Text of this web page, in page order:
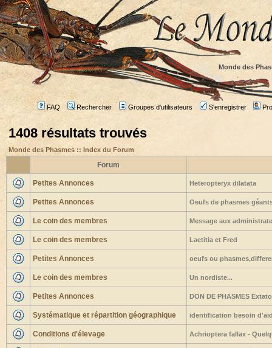
Monde des
FAQ Rechercher Groupes d'utilisateurs S'enregistrer
1408 résultats trouvés
Monde des Phasmes :: Index du Forum
Forum
Petites Annonces Heteropteryx dilatata
Petites Annonces Oeufs de phasmes
Le coin des membres Message aux
Le coin des membres Laetitia et Fred
Petites Annonces oeufs ou
Le coin des membres Un nordiste...
Petites Annonces DON DE PHASMES
Systématique et répartition géographique identification besoin
Conditions d'élevage Achrioptera fallax -